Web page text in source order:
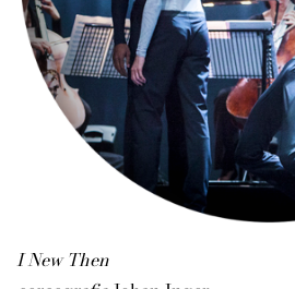
I New Then